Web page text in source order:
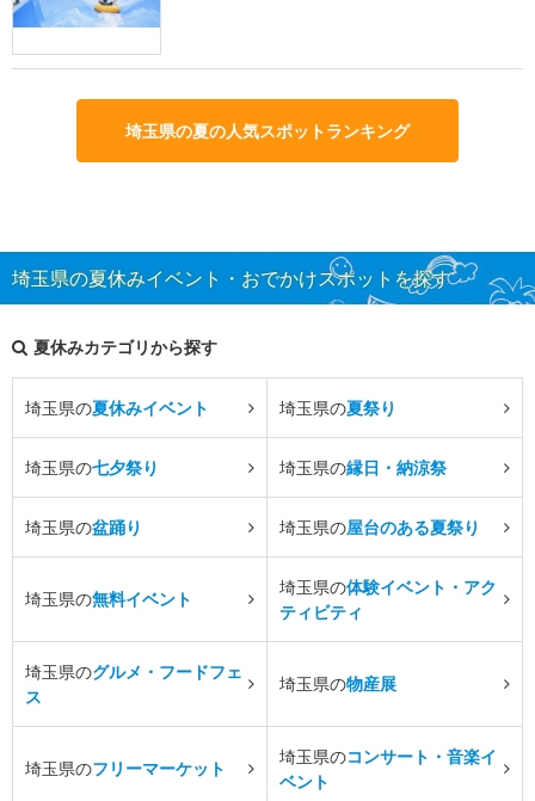
埼玉県の夏の人気スポットランキング
埼玉県の夏休みイベント・おでかけスポットを探す
夏休みカテゴリから探す
埼玉県の夏休みイベント 埼玉県の夏祭り
埼玉県の七夕祭り 埼玉県の縁日・納涼祭
埼玉県の盆踊り 埼玉県の屋台のある夏祭り
埼玉県の無料イベント
埼玉県の体験イベント・アク
ティビティ
埼玉県のグルメ・フードフェ
ス
埼玉県の物産展
埼玉県のフリーマーケット
埼玉県のコンサート・音楽イ
ベント